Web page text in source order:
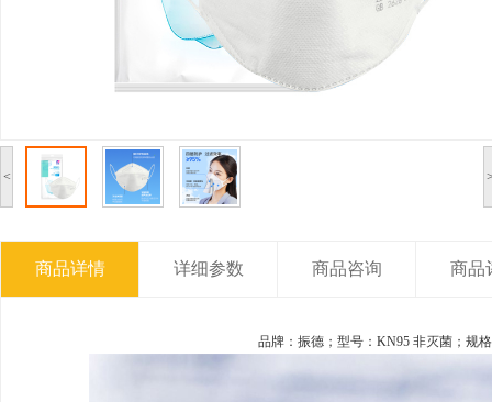
<
商品详情 详细参数 商品咨询 商品
品牌：振德；型号：KN95 非灭菌；规